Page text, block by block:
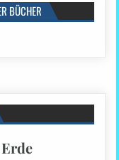
BÜCHER